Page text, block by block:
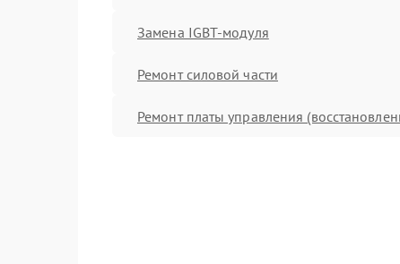
Замена IGBT-модуля
Ремонт силовой части
Ремонт платы управления